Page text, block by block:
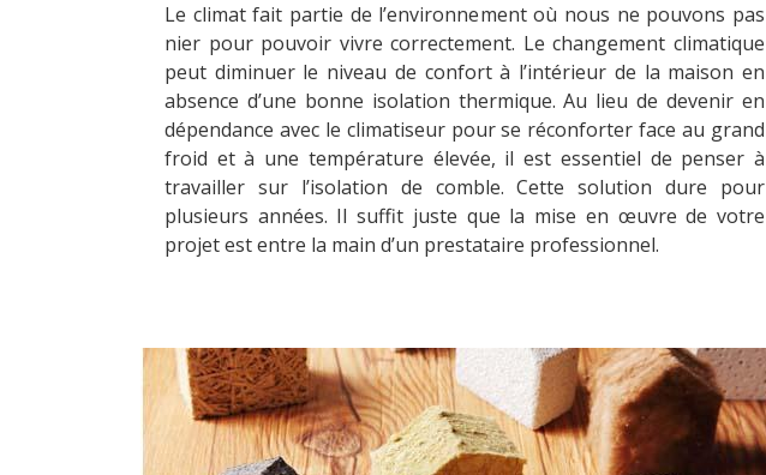
Le climat fait partie de l’environnement où nous ne pouvons pas
nier pour pouvoir vivre correctement. Le changement climatique
peut diminuer le niveau de confort à l’intérieur de la maison en
absence d’une bonne isolation thermique. Au lieu de devenir en
dépendance avec le climatiseur pour se réconforter face au grand
froid et à une température élevée, il est essentiel de penser à
travailler sur l’isolation de comble. Cette solution dure pour
plusieurs années. Il suffit juste que la mise en œuvre de votre
projet est entre la main d’un prestataire professionnel.